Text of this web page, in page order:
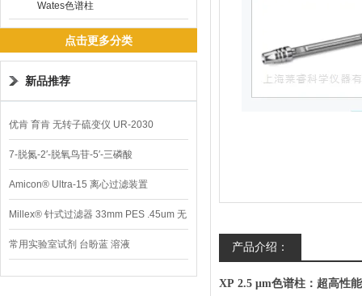
Wates色谱柱
点击更多分类
新品推荐
优肯 育肯 无转子硫变仪 UR-2030
7-脱氮-2′-脱氧鸟苷-5′-三磷酸
Amicon® Ultra-15 离心过滤装置
Millex® 针式过滤器 33mm PES .45um 无
菌
常用实验室试剂 台盼蓝 溶液 产品介绍：
XP 2.5 μm色谱柱：超高性